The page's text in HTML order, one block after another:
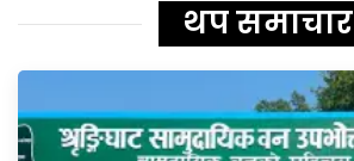
थप समाचार